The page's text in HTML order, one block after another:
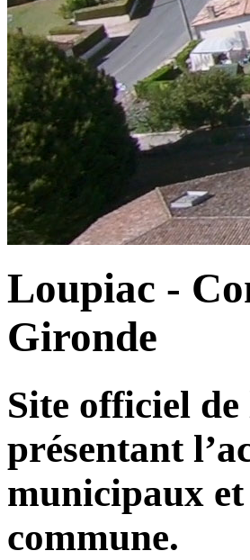
Loupiac -
Gironde
Site officiel
présentant
municipaux
commune.